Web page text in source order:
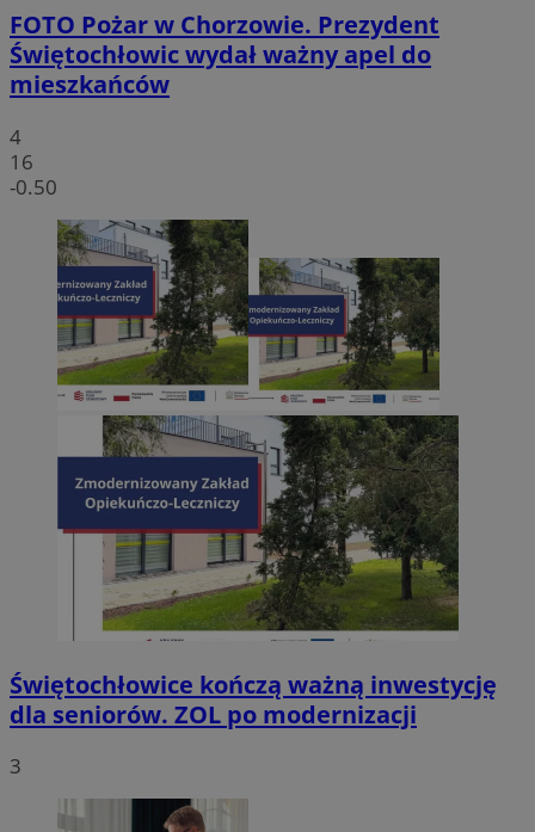
FOTO Pożar w Chorzowie. Prezydent
Świętochłowic wydał ważny apel do
mieszkańców
4
16
-0.50
Świętochłowice kończą ważną inwestycję
dla seniorów. ZOL po modernizacji
3